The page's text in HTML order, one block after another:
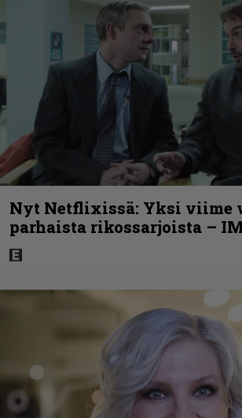
Nyt Netflixissä: Yksi viime
parhaista rikossarjoista –